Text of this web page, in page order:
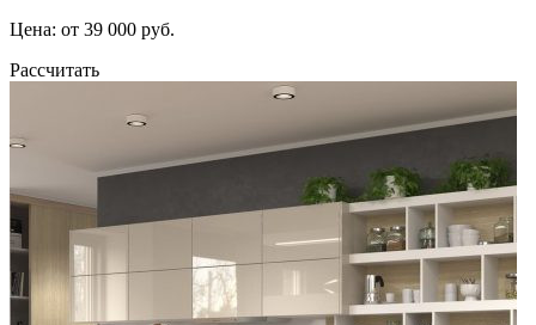
Цена: от 39 000 руб.
Рассчитать